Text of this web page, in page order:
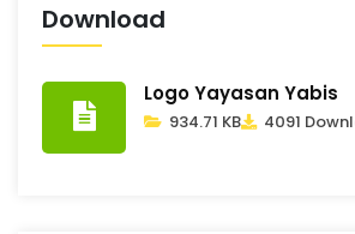
Download
Logo Yayasan Yabis
934.71 KB 4091